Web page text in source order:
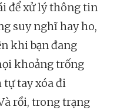
để xử lý thông tin
suy nghĩ hay ho,
khi bạn đang
khoảng trống
tự tay xóa đi
rồi, trong trạng